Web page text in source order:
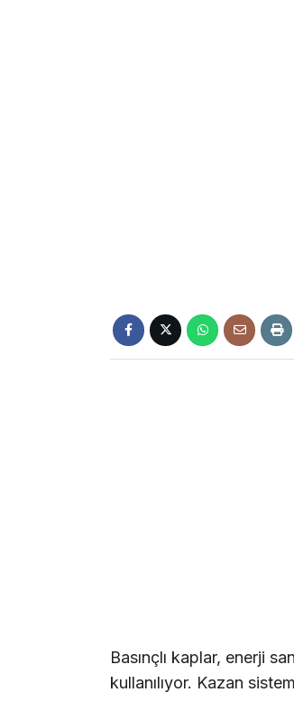
Basınçlı kaplar, enerji
kullanılıyor. Kazan